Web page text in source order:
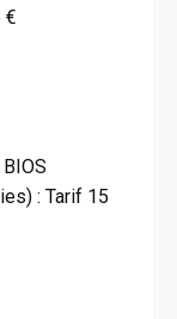
€
: Tarif 15